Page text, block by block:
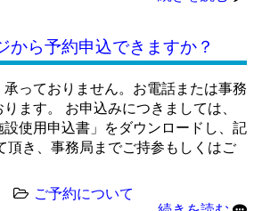
から予約申込できますか？
っておりません。お電話または事務
ます。 お申込みにつきましては、
使用申込書」をダウンロードし、記
頂き、事務局までご持参もしくはご
ご予約について